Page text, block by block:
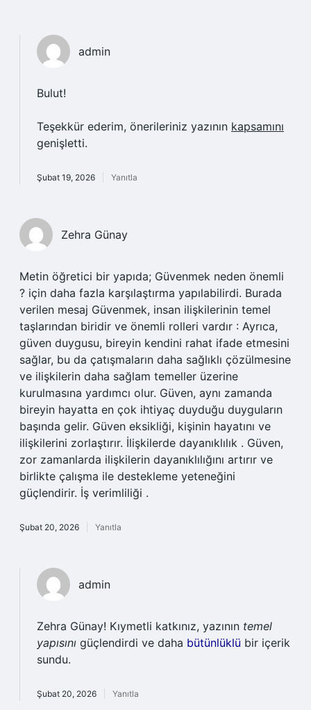
admin
Bulut!
Teşekkür ederim, önerileriniz yazının kapsamını
genişletti.
Şubat 19, 2026 Yanıtla
Zehra Günay
Metin öğretici bir yapıda; Güvenmek neden önemli
? için daha fazla karşılaştırma yapılabilirdi. Burada
verilen mesaj Güvenmek, insan ilişkilerinin temel
taşlarından biridir ve önemli rolleri vardır : Ayrıca,
güven duygusu, bireyin kendini rahat ifade etmesini
sağlar, bu da çatışmaların daha sağlıklı çözülmesine
ve ilişkilerin daha sağlam temeller üzerine
kurulmasına yardımcı olur. Güven, aynı zamanda
bireyin hayatta en çok ihtiyaç duyduğu duyguların
başında gelir. Güven eksikliği, kişinin hayatını ve
ilişkilerini zorlaştırır. İlişkilerde dayanıklılık . Güven,
zor zamanlarda ilişkilerin dayanıklılığını artırır ve
birlikte çalışma ile destekleme yeteneğini
güçlendirir. İş verimliliği .
Şubat 20, 2026 Yanıtla
admin
Zehra Günay! Kıymetli katkınız, yazının temel
yapısını güçlendirdi ve daha bütünlüklü bir içerik
sundu.
Şubat 20, 2026 Yanıtla